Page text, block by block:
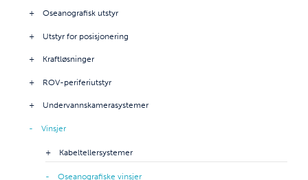
Oseanografisk utstyr
Utstyr for posisjonering
Kraftløsninger
ROV-periferiutstyr
Undervannskamerasystemer
Vinsjer
Kabeltellersystemer
Oseanografiske vinsjer